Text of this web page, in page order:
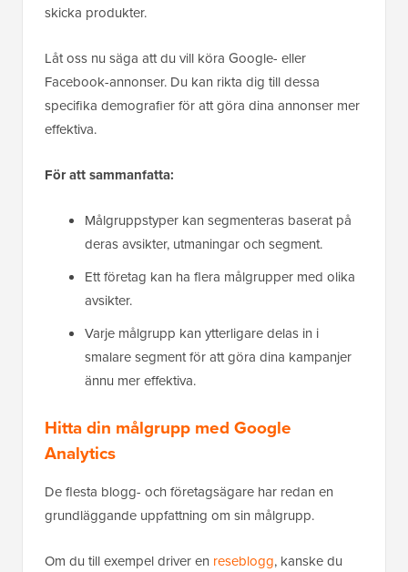
skicka produkter.
Låt oss nu säga att du vill köra Google- eller
Facebook-annonser. Du kan rikta dig till dessa
specifika demografier för att göra dina annonser mer
effektiva.
För att sammanfatta:
Målgruppstyper kan segmenteras baserat på
deras avsikter, utmaningar och segment.
Ett företag kan ha flera målgrupper med olika
avsikter.
Varje målgrupp kan ytterligare delas in i
smalare segment för att göra dina kampanjer
ännu mer effektiva.
Hitta din målgrupp med Google
Analytics
De flesta blogg- och företagsägare har redan en
grundläggande uppfattning om sin målgrupp.
Om du till exempel driver en reseblogg, kanske du